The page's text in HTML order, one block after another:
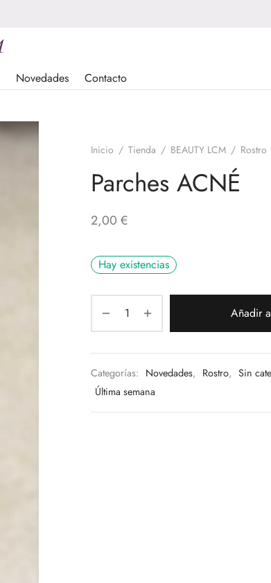
Novedades Contacto
Inicio / Tienda / BEAUTY LCM / Rostro
Parches ACNÉ
2,00 €
Hay existencias
Añadir
Categorías: Novedades, Rostro, Sin
Última semana